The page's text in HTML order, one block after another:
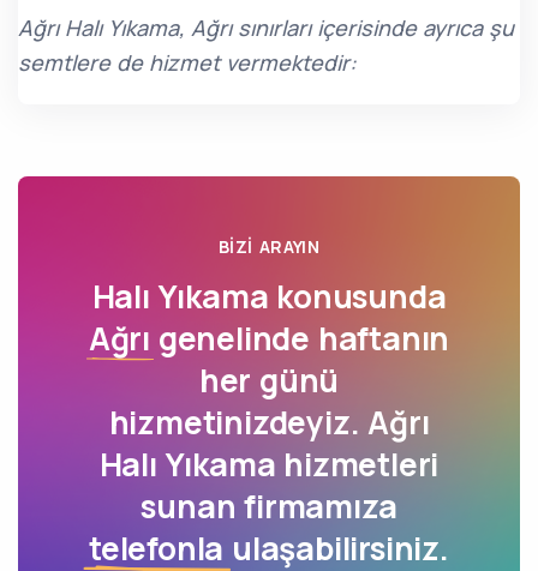
Ağrı Halı Yıkama, Ağrı sınırları içerisinde ayrıca şu
semtlere de hizmet vermektedir:
BIZI ARAYIN
Halı Yıkama konusunda
Ağrı genelinde haftanın
her günü
hizmetinizdeyiz. Ağrı
Halı Yıkama hizmetleri
sunan firmamıza
telefonla ulaşabilirsiniz.